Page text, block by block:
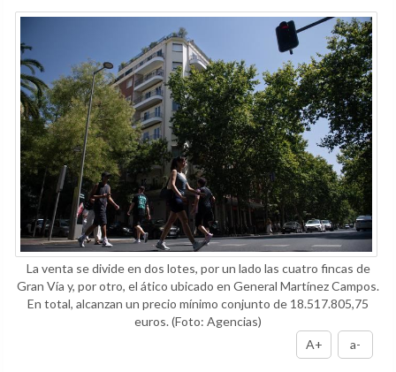
La venta se divide en dos lotes, por un lado las cuatro fincas de
Gran Vía y, por otro, el ático ubicado en General Martínez Campos.
En total, alcanzan un precio mínimo conjunto de 18.517.805,75
euros.(Foto: Agencias)
A+
a-